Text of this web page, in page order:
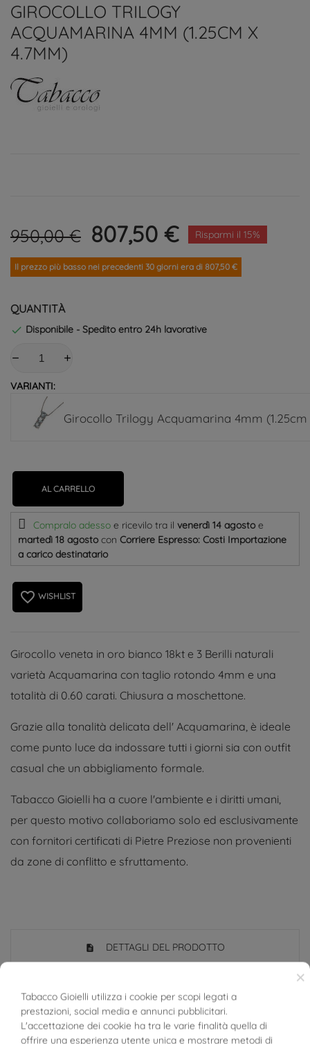
GIROCOLLO TRILOGY
ACQUAMARINA 4MM (1.25CM X
4.7MM)
950,00 € 807,50 € Risparmi il 15%
Il prezzo più basso nei precedenti 30 giorni era di 807,50 €
QUANTITÀ
 Disponibile - Spedito entro 24h lavorative
VARIANTI:
Girocollo Trilogy Acquamarina 4mm (1.25cm
AL CARRELLO
Compralo adesso e ricevilo tra il venerdì 14 agostoe
martedì 18 agosto con Corriere Espresso: Costi Importazione
a carico destinatario
favorite_border WISHLIST
Girocollo veneta in oro bianco 18kt e 3 Berilli naturali
varietà Acquamarina con taglio rotondo 4mm e una
totalità di 0.60 carati. Chiusura a moschettone.
Grazie alla tonalità delicata dell' Acquamarina, è ideale
come punto luce da indossare tutti i giorni sia con outfit
casual che un abbigliamento formale.
Tabacco Gioielli ha a cuore l'ambiente e i diritti umani,
per questo motivo collaboriamo solo ed esclusivamente
con fornitori certificati di Pietre Preziose non provenienti
da zone di conflitto e sfruttamento.
DETTAGLI DEL PRODOTTO
Riferimento
03925515
In magazzino
2 Articoli
×
Tabacco Gioielli utilizza i cookie per scopi legati a
prestazioni, social media e annunci pubblicitari.
L'accettazione dei cookie ha tra le varie finalità quella di
offrire una esperienza utente unica e mostrare metodi di